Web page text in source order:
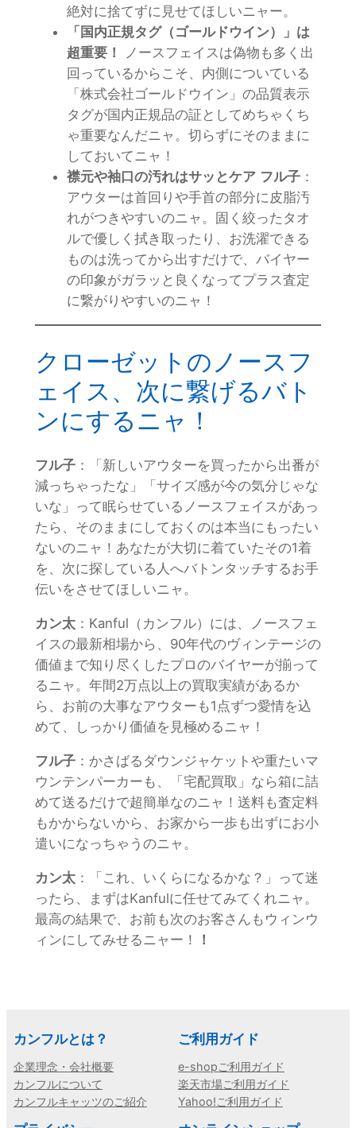
絶対に捨てずに見せてほしいニャー。
「国内正規タグ（ゴールドウイン）」は
超重要！
ノースフェイスは偽物も多く出
回っているからこそ、内側についている
「株式会社ゴールドウイン」の品質表示
タグが国内正規品の証としてめちゃくち
ゃ重要なんだニャ。切らずにそのままに
しておいてニャ！
襟元や袖口の汚れはサッとケア フル子：
アウターは首回りや手首の部分に皮脂汚
れがつきやすいのニャ。固く絞ったタオ
ルで優しく拭き取ったり、お洗濯できる
ものは洗ってから出すだけで、バイヤー
の印象がガラッと良くなってプラス査定
に繋がりやすいのニャ！
クローゼットのノースフ
ェイス、次に繋げるバト
ンにするニャ！
フル子：「新しいアウターを買ったから出番が
減っちゃったな」「サイズ感が今の気分じゃな
いな」って眠らせているノースフェイスがあっ
たら、そのままにしておくのは本当にもったい
ないのニャ！あなたが大切に着ていたその1着
を、次に探している人へバトンタッチするお手
伝いをさせてほしいニャ。
カン太：Kanful（カンフル）には、ノースフェ
イスの最新相場から、90年代のヴィンテージの
価値まで知り尽くしたプロのバイヤーが揃って
るニャ。年間2万点以上の買取実績があるか
ら、お前の大事なアウターも1点ずつ愛情を込
めて、しっかり価値を見極めるニャ！
フル子：かさばるダウンジャケットや重たいマ
ウンテンパーカーも、「宅配買取」なら箱に詰
めて送るだけで超簡単なのニャ！送料も査定料
もかからないから、お家から一歩も出ずにお小
遣いになっちゃうのニャ。
カン太：「これ、いくらになるかな？」って迷
ったら、まずはKanfulに任せてみてくれニャ。
最高の結果で、お前も次のお客さんもウィンウ
ィンにしてみせるニャー！
！
カンフルとは？
企業理念・会社概要
カンフルについて
カンフルキャッツのご紹介
ご利用ガイド
e-shopご利用ガイド
楽天市場ご利用ガイド
Yahoo!ご利用ガイド